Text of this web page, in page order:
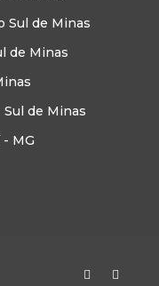
Sul de Minas
de Minas
de Minas
MG